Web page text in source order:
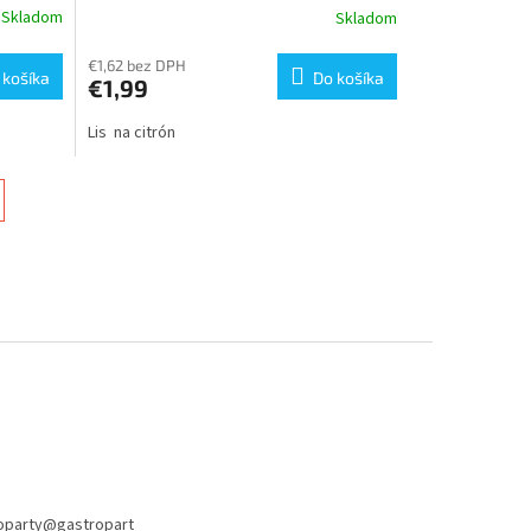
Skladom
košíka
Skladom
€1,62 bez DPH
€1,99 Do košíka
Lis na citrón
@gastropart